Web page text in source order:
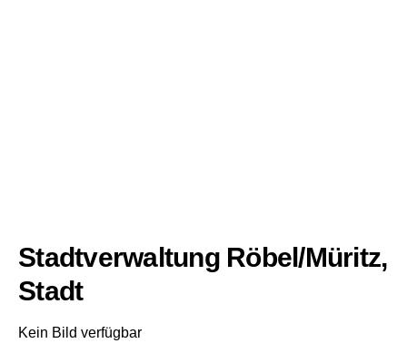
Stadtverwaltung Röbel/Müritz,
Stadt
Kein Bild verfügbar